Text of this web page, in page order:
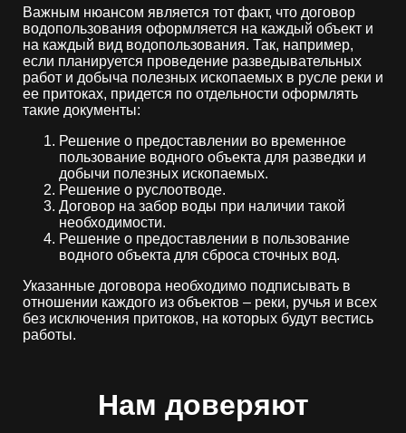
Важным нюансом является тот факт, что договор
водопользования оформляется на каждый объект и
на каждый вид водопользования. Так, например,
если планируется проведение разведывательных
работ и добыча полезных ископаемых в русле реки и
ее притоках, придется по отдельности оформлять
такие документы:
Решение о предоставлении во временное
пользование водного объекта для разведки и
добычи полезных ископаемых.
Решение о руслоотводе.
Договор на забор воды при наличии такой
необходимости.
Решение о предоставлении в пользование
водного объекта для сброса сточных вод.
Указанные договора необходимо подписывать в
отношении каждого из объектов – реки, ручья и всех
без исключения притоков, на которых будут вестись
работы.
Нам доверяют